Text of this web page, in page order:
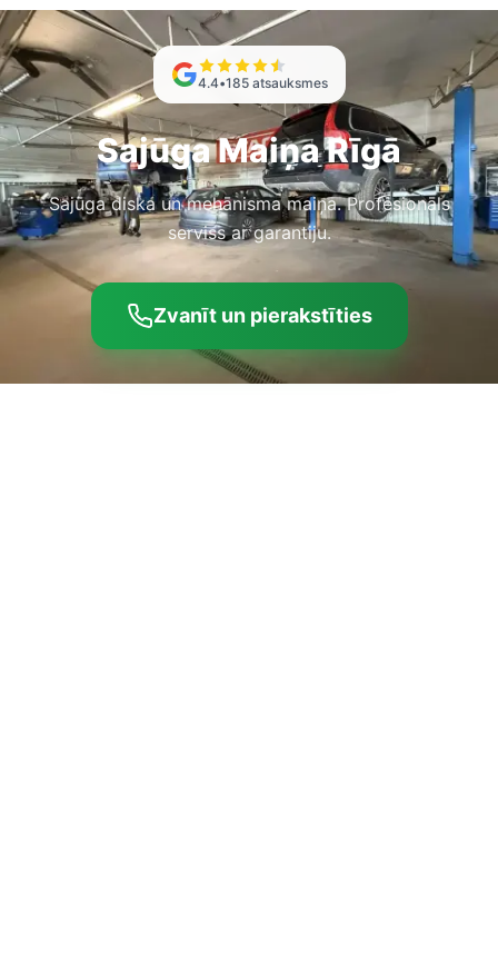
4.4•185 atsauksmes
Sajūga Maiņa Rīgā
Sajūga diska un mehānisma maiņa. Profesionāls
serviss ar garantiju.
Zvanīt un pierakstīties